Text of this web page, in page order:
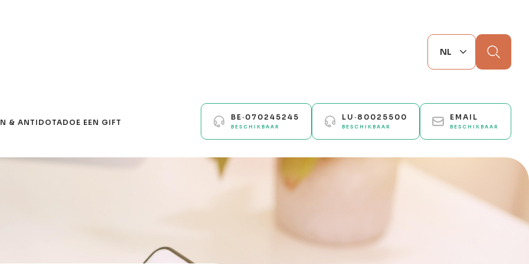
Zoek
& ANTIDOTADOE EEN GIFT
BE·070245245
BESCHIKBAAR
LU·80025500
BESCHIKBAAR
EMAIL
BESCHIKBAAR